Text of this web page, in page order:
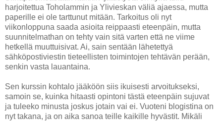
harjoitettua Toholammin ja Ylivieskan väliä ajaessa, mutta
paperille ei ole tarttunut mitään. Tarkoitus oli nyt
viikonloppuna saada asioita reippaasti eteenpäin, mutta
suunnitelmathan on tehty vain sitä varten että ne viime
hetkellä muuttuisivat. Ai, sain sentään lähetettyä
sähköpostiviestin tieteellisten toimintojen tehtävän perään,
senkin vasta lauantaina.
Sen kurssin kohtalo jääköön siis ikuisesti arvoitukseksi,
samoin se, kuinka hitaasti opintoni tästä eteenpäin sujuvat
ja tuleeko minusta joskus jotain vai ei. Vuoteni blogistina on
nyt takana, ja on aika sanoa teille kaikille hyvästit. Mikäli